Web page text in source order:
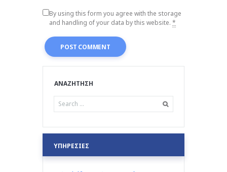
By using this form you agree with the storage
and handling of your data by this website. *
ΑΝΑΖΗΤΗΣΗ
ΥΠΗΡΕΣΙΕΣ